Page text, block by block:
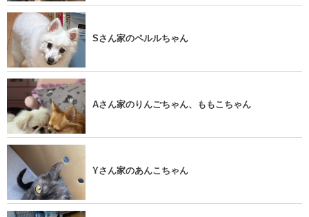
Sさん家のペルルちゃん
Aさん家のりんごちゃん、ももこちゃん
Yさん家のあんこちゃん